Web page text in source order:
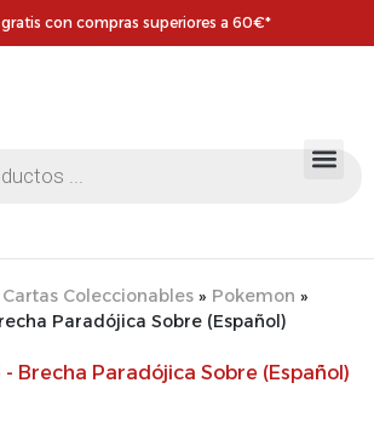
gratis con compras superiores a 60€*
Coleccionables » Pokemon »
Paradójica Sobre (Español)